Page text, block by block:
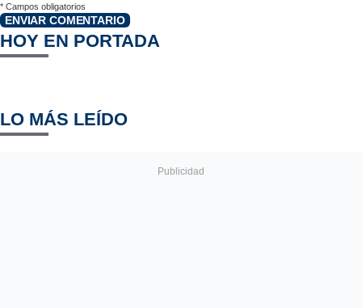
* Campos obligatorios
ENVIAR COMENTARIO
HOY EN PORTADA
LO MÁS LEÍDO